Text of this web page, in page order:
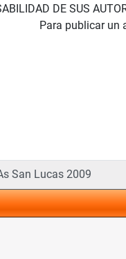
DE SUS
Para publicar un
San Lucas 2009